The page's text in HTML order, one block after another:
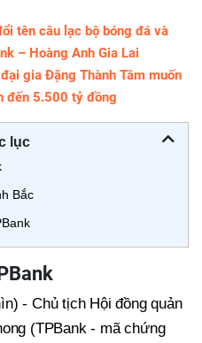
tên câu lạc bộ bóng đá và
– Hoàng Anh Gia Lai
gia Đặng Thành Tâm muốn
đến 5.500 tỷ đồng
lục
Bắc
- Chủ tịch Hội đồng quản
(TPBank - mã chứng